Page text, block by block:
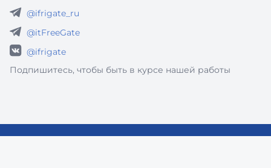
@ifrigate_ru
@itFreeGate
@ifrigate
Подпишитесь, чтобы быть в курсе нашей работы